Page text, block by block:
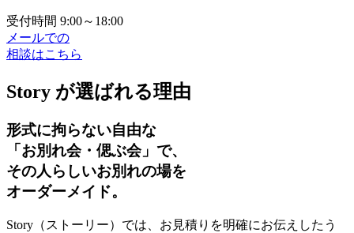
受付時間 9:00～18:00
メールでの
相談はこちら
Story が選ばれる理由
形式に拘らない自由な
「お別れ会・偲ぶ会」で、
その人らしいお別れの場を
オーダーメイド。
Story（ストーリー）では、お見積りを明確にお伝えしたう